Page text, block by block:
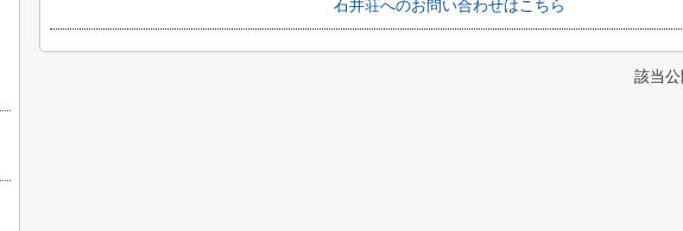
石井荘へのお問い合わせはこちら
該当